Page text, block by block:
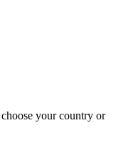
your country or